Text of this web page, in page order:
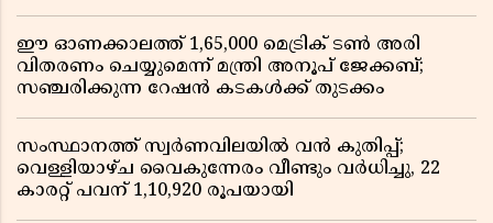
ഈ ഓണക്കാലത്ത് 1,65,000 മെട്രിക് ടൺ അരി
വിതരണം ചെയ്യുമെന്ന് മന്ത്രി അനൂപ് ജേക്കബ്;
സഞ്ചരിക്കുന്ന റേഷൻ കടകൾക്ക് തുടക്കം
സംസ്ഥാനത്ത് സ്വർണവിലയിൽ വൻ കുതിപ്പ്;
വെള്ളിയാഴ്ച വൈകുന്നേരം വീണ്ടും വർധിച്ചു, 22
കാരറ്റ് പവന് 1,10,920 രൂപയായി